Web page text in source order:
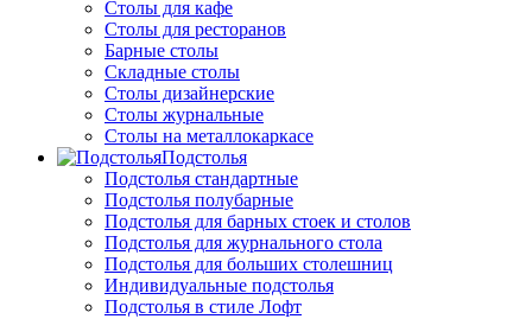
Столы для кафе
Столы для ресторанов
Барные столы
Складные столы
Столы дизайнерские
Столы журнальные
Столы на металлокаркасе
Подстолья
Подстолья стандартные
Подстолья полубарные
Подстолья для барных стоек и столов
Подстолья для журнального стола
Подстолья для больших столешниц
Индивидуальные подстолья
Подстолья в стиле Лофт